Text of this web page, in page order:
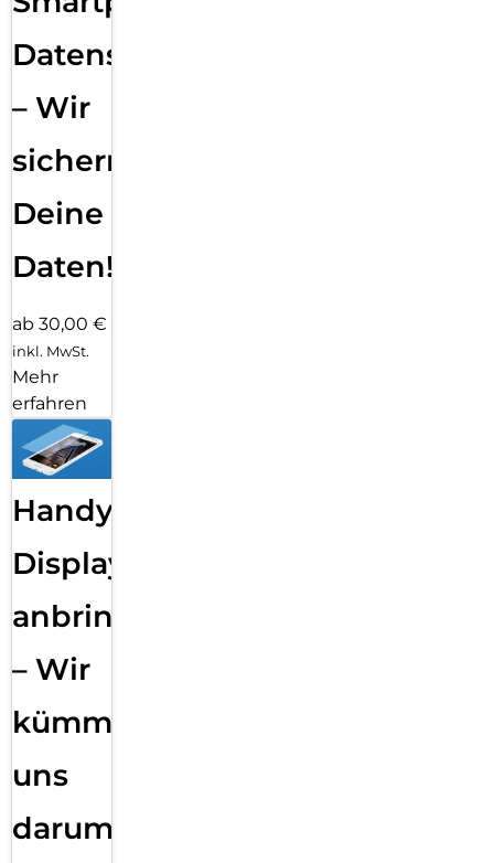
Datensicherung
– Wir
sichern
Deine
Daten!
ab 30,00 €
inkl. MwSt.
Mehr
erfahren
Handy
Displayfolie
anbringen
– Wir
kümmern
uns
darum!